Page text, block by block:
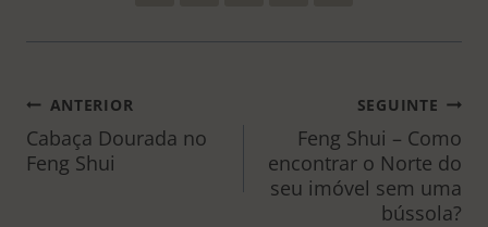
NAVEGAÇÃO
DE
POST
ANTERIOR
Cabaça Dourada no
Feng Shui
SEGUINTE
Feng Shui – Como
encontrar o Norte do
seu imóvel sem uma
bússola?